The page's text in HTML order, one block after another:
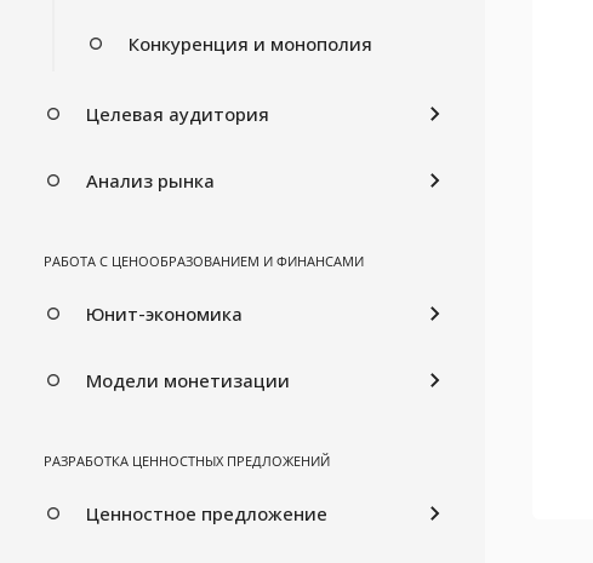
Конкуренция и монополия
Целевая аудитория
Анализ рынка
РАБОТА С ЦЕНООБРАЗОВАНИЕМ И ФИНАНСАМИ
Юнит-экономика
Модели монетизации
РАЗРАБОТКА ЦЕННОСТНЫХ ПРЕДЛОЖЕНИЙ
Ценностное предложение